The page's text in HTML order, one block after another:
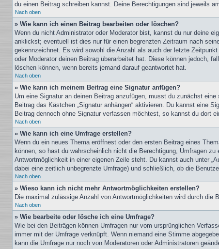
du einen Beitrag schreiben kannst. Deine Berechtigungen sind jeweils
Nach oben
» Wie kann ich einen Beitrag bearbeiten oder löschen?
Wenn du nicht Administrator oder Moderator bist, kannst du nur deine
anklickst; eventuell ist dies nur für einen begrenzten Zeitraum nach
gekennzeichnet. Es wird sowohl die Anzahl als auch der letzte
oder Moderator deinen Beitrag überarbeitet hat. Diese können jedoch,
löschen können, wenn bereits jemand darauf geantwortet hat.
Nach oben
» Wie kann ich meinem Beitrag eine Signatur anfügen?
Um eine Signatur an deinen Beitrag anzufügen, musst du zunächst
Beitrag das Kästchen „Signatur anhängen“ aktivieren. Du kannst eine
Beitrag dennoch ohne Signatur verfassen möchtest, so kannst du dort
Nach oben
» Wie kann ich eine Umfrage erstellen?
Wenn du ein neues Thema eröffnest oder den ersten Beitrag eines
können, so hast du wahrscheinlich nicht die Berechtigung, Umfragen
Antwortmöglichkeit in einer eigenen Zeile steht. Du kannst auch unter
dabei eine zeitlich unbegrenzte Umfrage) und schließlich, ob die
Nach oben
» Wieso kann ich nicht mehr Antwortmöglichkeiten erstellen?
Die maximal zulässige Anzahl von Antwortmöglichkeiten wird durch
Nach oben
» Wie bearbeite oder lösche ich eine Umfrage?
Wie bei den Beiträgen können Umfragen nur vom ursprünglichen
immer mit der Umfrage verknüpft. Wenn niemand eine Stimme
kann die Umfrage nur noch von Moderatoren oder Administratoren